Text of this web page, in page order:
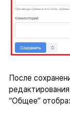
После
“Общее”